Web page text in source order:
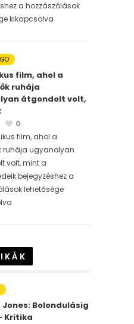
a hozzászólások
kikapcsolva
film, ahol a
ruhája
átgondolt volt,
0
film, ahol a
ruhája ugyanolyan
volt, mint a
bejegyzéshez a
lehetősége
Bolondulásig
Kritika